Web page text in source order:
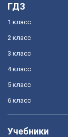
ГДЗ
1 класс
2 класс
3 класс
4 класс
5 класс
6 класс
Учебники